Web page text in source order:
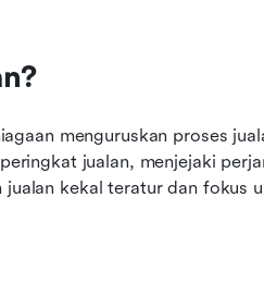
menguruskan proses
jualan, menjejaki
kekal teratur dan fokus